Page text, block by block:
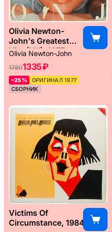
Olivia Newton-
John's Greatest
Hits (UK), 1977
Olivia Newton-John
17801335 ₽
–25%
ОРИГИНАЛ 1977
СБОРНИК
Victims Of
Circumstance, 1984